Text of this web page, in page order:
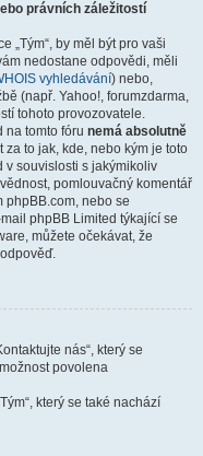
právních záležitostí
„Tým“, by měl být pro vaši
nedostane odpovědi, měli
vyhledávání) nebo,
(např. Yahoo!, forumzdarma,
tohoto provozovatele.
na tomto fóru nemá absolutně
to jak, kde, nebo kým je toto
v souvislosti s jakýmikoliv
pomlouvačný komentář
phpBB.com, nebo se
phpBB Limited týkající se
můžete očekávat, že
nás“, který se
povolena
který se také nachází